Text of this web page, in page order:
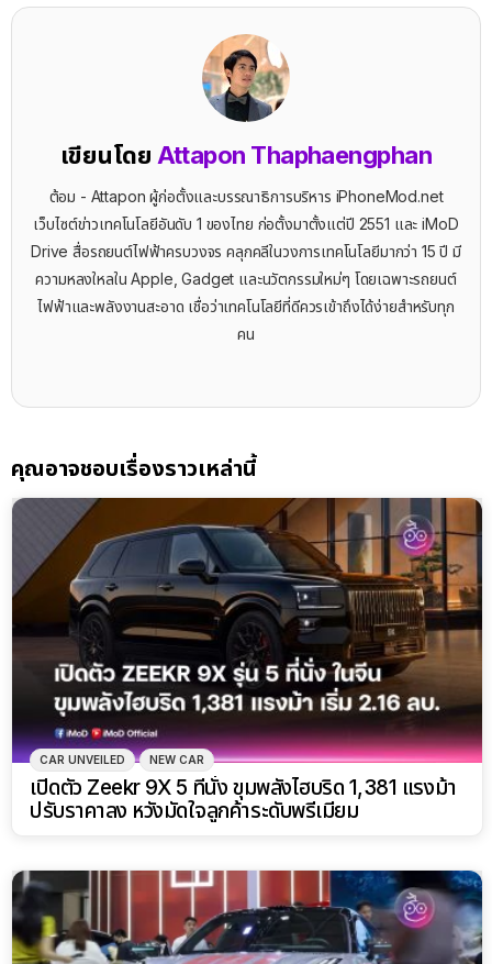
เขียนโดย Attapon Thaphaengphan
ต้อม - Attapon ผู้ก่อตั้งและบรรณาธิการบริหาร iPhoneMod.net
เว็บไซต์ข่าวเทคโนโลยีอันดับ 1 ของไทย ก่อตั้งมาตั้งแต่ปี 2551 และ iMoD
Drive สื่อรถยนต์ไฟฟ้าครบวงจร คลุกคลีในวงการเทคโนโลยีมากว่า 15 ปี มี
ความหลงใหลใน Apple, Gadget และนวัตกรรมใหม่ๆ โดยเฉพาะรถยนต์
ไฟฟ้าและพลังงานสะอาด เชื่อว่าเทคโนโลยีที่ดีควรเข้าถึงได้ง่ายสำหรับทุก
คน
คุณอาจชอบเรื่องราวเหล่านี้
CAR UNVEILED NEW CAR
เปิดตัว Zeekr 9X 5 ที่นั่ง ขุมพลังไฮบริด 1,381 แรงม้า
ปรับราคาลง หวังมัดใจลูกค้าระดับพรีเมียม